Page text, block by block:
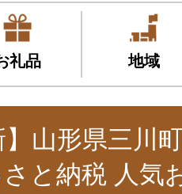
礼品 地域
】山形県三川
と納税 人気